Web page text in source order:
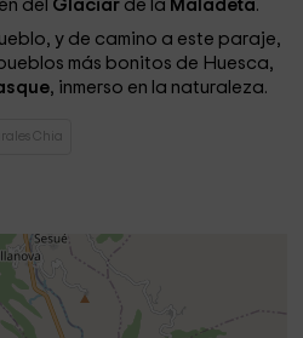
del Glaciar de la Maladeta.
y de camino a este paraje,
más bonitos de Huesca,
, inmerso en la naturaleza.
Chia